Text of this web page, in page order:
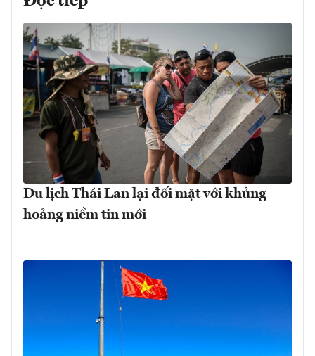
Du lịch Thái Lan lại đối mặt với khủng
hoảng niềm tin mới